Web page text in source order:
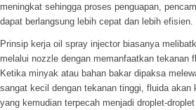
meningkat sehingga proses penguapan,
dapat berlangsung lebih cepat dan lebih efisien.
Prinsip kerja oil spray injector biasanya
melalui nozzle dengan memanfaatkan tekanan
Ketika minyak atau bahan bakar dipaksa
sangat kecil dengan tekanan tinggi, fluida akan
yang kemudian terpecah menjadi droplet-